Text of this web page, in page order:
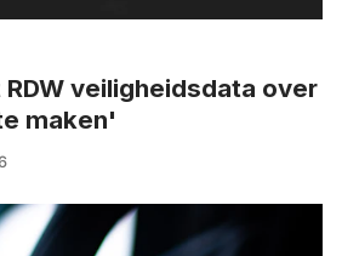
veiligheidsdata over
maken'